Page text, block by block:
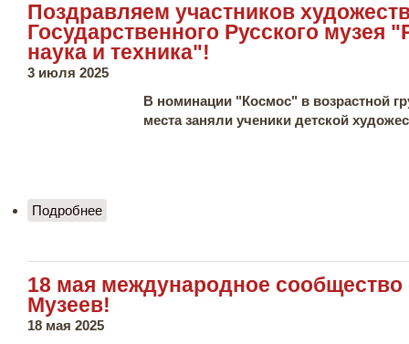
Поздравляем участников
Государственного Русского музея
наука и техника"!
3 июля 2025
В номинации "Космос" в возрастной
места заняли ученики детской
Подробнее
18 мая международное сообщество
Музеев!
18 мая 2025